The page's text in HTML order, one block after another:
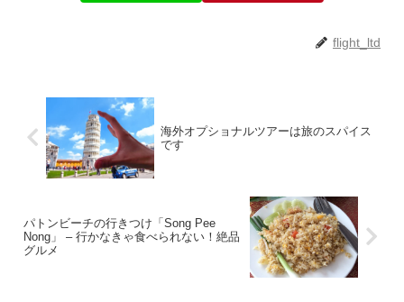
flight_ltd
海外オプショナルツアーは旅のスパイス
です
パトンビーチの行きつけ「Song Pee
Nong」 – 行かなきゃ食べられない！絶品
グルメ